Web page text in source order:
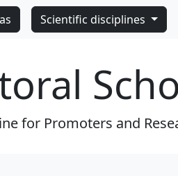
Scientific disciplines
for Promoters and